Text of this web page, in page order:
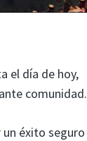
el día de hoy,
comunidad.
un éxito seguro